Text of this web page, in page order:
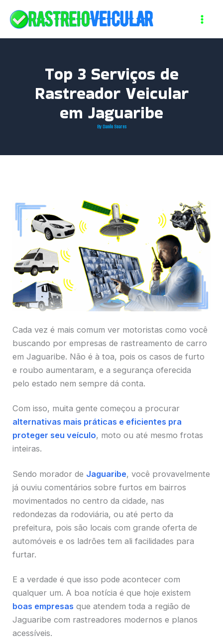
Top 3 Serviços de
Rastreador Veicular
em Jaguaribe
ByDanilo Soares
Cada vez é mais comum ver motoristas como você
buscando por empresas de rastreamento de carro
em Jaguaribe. Não é à toa, pois os casos de furto
e roubo aumentaram, e a segurança oferecida
pelo estado nem sempre dá conta.
Com isso, muita gente começou a procurar
alternativas mais práticas e eficientes pra
proteger seu veículo, moto ou até mesmo frotas
inteiras.
Sendo morador de Jaguaribe, você provavelmente
já ouviu comentários sobre furtos em bairros
movimentados no centro da cidade, nas
redondezas da rodoviária, ou até perto da
prefeitura, pois são locais com grande oferta de
automóveis e os ladrões tem ali facilidades para
furtar.
E a verdade é que isso pode acontecer com
qualquer um. A boa notícia é que hoje existem
boas empresas que atendem toda a região de
Jaguaribe com rastreadores modernos e planos
acessíveis.